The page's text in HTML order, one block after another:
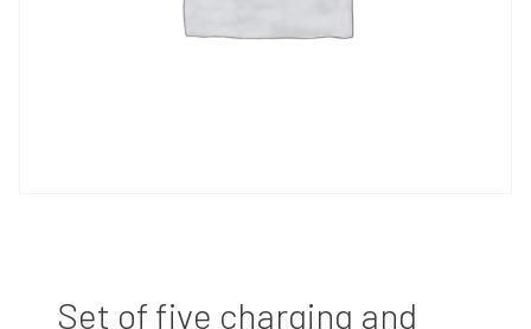
Set of five charging and